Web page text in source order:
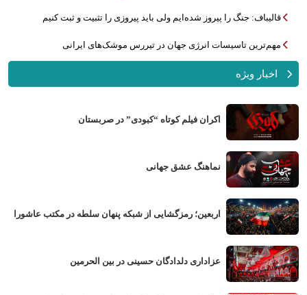
قالیباف: جنگ را پیروز شده‌ایم ولی باید پیروزی را تثبیت و ثبت کنیم
مهم‌ترین تاسیسات انرژی جهان در تیررس موشک‌های ایرانی
اخبار ویژه
اکران فیلم کوتاه “کبودی” در صربستان
نماهنگ عشق جهانی
اربعین؛ رمزگشایی از شبکه پنهان سلطه در مکتب عاشورا
عزاداری دلدادگان حسینی در بین الحرمین